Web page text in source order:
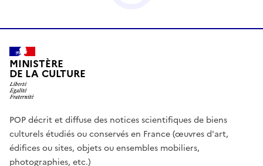
MINISTÈRE
DE LA CULTURE
POP décrit et diffuse des notices scientifiques de biens
culturels étudiés ou conservés en France (œuvres d'art,
édifices ou sites, objets ou ensembles mobiliers,
photographies, etc.)